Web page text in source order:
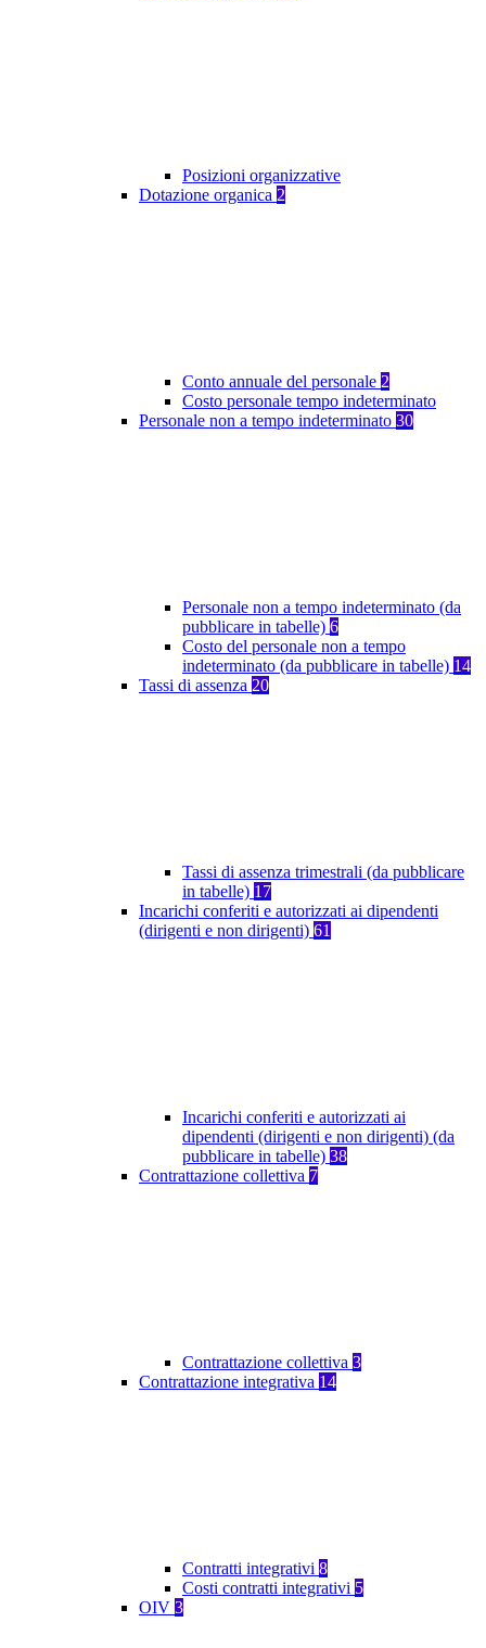
Posizioni organizzative
Dotazione organica 2
Conto annuale del personale 2
Costo personale tempo indeterminato
Personale non a tempo indeterminato 30
Personale non a tempo indeterminato (da
pubblicare in tabelle) 6
Costo del personale non a tempo
indeterminato (da pubblicare in tabelle) 14
Tassi di assenza 20
Tassi di assenza trimestrali (da pubblicare
in tabelle) 17
Incarichi conferiti e autorizzati ai dipendenti
(dirigenti e non dirigenti) 61
Incarichi conferiti e autorizzati ai
dipendenti (dirigenti e non dirigenti) (da
pubblicare in tabelle) 38
Contrattazione collettiva 7
Contrattazione collettiva 3
Contrattazione integrativa 14
Contratti integrativi 8
Costi contratti integrativi 5
OIV 3